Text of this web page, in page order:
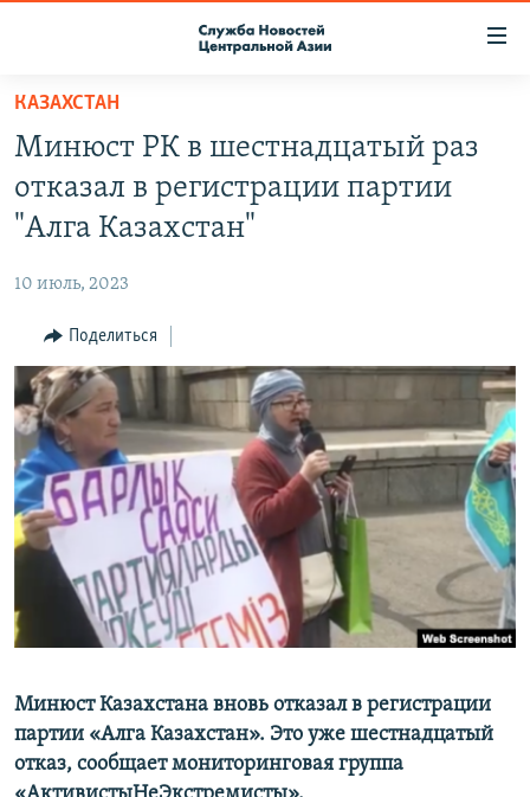
Вернуться
основному
содержанию
Вернутся
главной
Вернутся
поиску
КОНТАКТЫ
НАСТОЯЩЕЕ ВРЕМЯ
МИГРАНТ МЕДИА
КАЗАХСТАН
Минюст РК в шестнадцатый раз
отказал в регистрации партии
"Алга Казахстан"
10 июль, 2023
Поделиться
Минюст Казахстана вновь отказал в регистрации
партии «Алга Казахстан». Это уже шестнадцатый
отказ, сообщает мониторинговая группа